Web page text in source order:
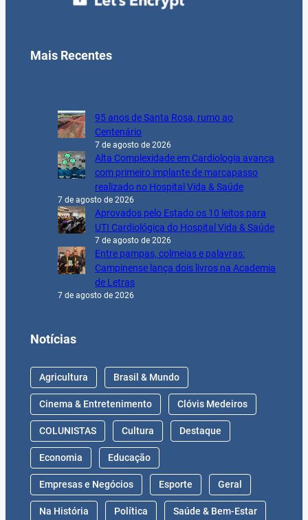
Mais Recentes
95 anos de Santa Rosa, rumo ao
Centenário
7 de agosto de 2026
Alta Complexidade em Cardiologia avança
com primeiro implante de marcapasso
realizado no Hospital Vida & Saúde
7 de agosto de 2026
Aprovados pelo Estado os 10 leitos para
UTI Cardiológica do Hospital Vida & Saúde
7 de agosto de 2026
Entre pampas, colmeias e palavras:
Campinense lança dois livros na Academia
de Letras
7 de agosto de 2026
Notícias
Agricultura Brasil & Mundo
Cinema & Entretenimento Clóvis Medeiros
COLUNISTAS Cultura Destaque
Economia Educação
Empresas e Negócios Esporte Geral
Na História Política Saúde & Bem-Estar